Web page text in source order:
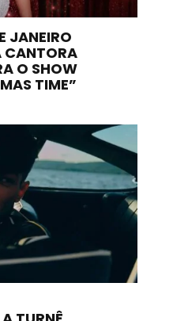
JANEIRO
CANTORA
O SHOW
TIME”